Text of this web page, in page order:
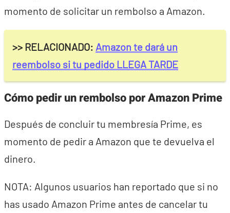
momento de solicitar un rembolso a Amazon.
>> RELACIONADO: Amazon te dará un
reembolso si tu pedido LLEGA TARDE
Cómo pedir un rembolso por Amazon Prime
Después de concluir tu membresía Prime, es
momento de pedir a Amazon que te devuelva el
dinero.
NOTA: Algunos usuarios han reportado que si no
has usado Amazon Prime antes de cancelar tu